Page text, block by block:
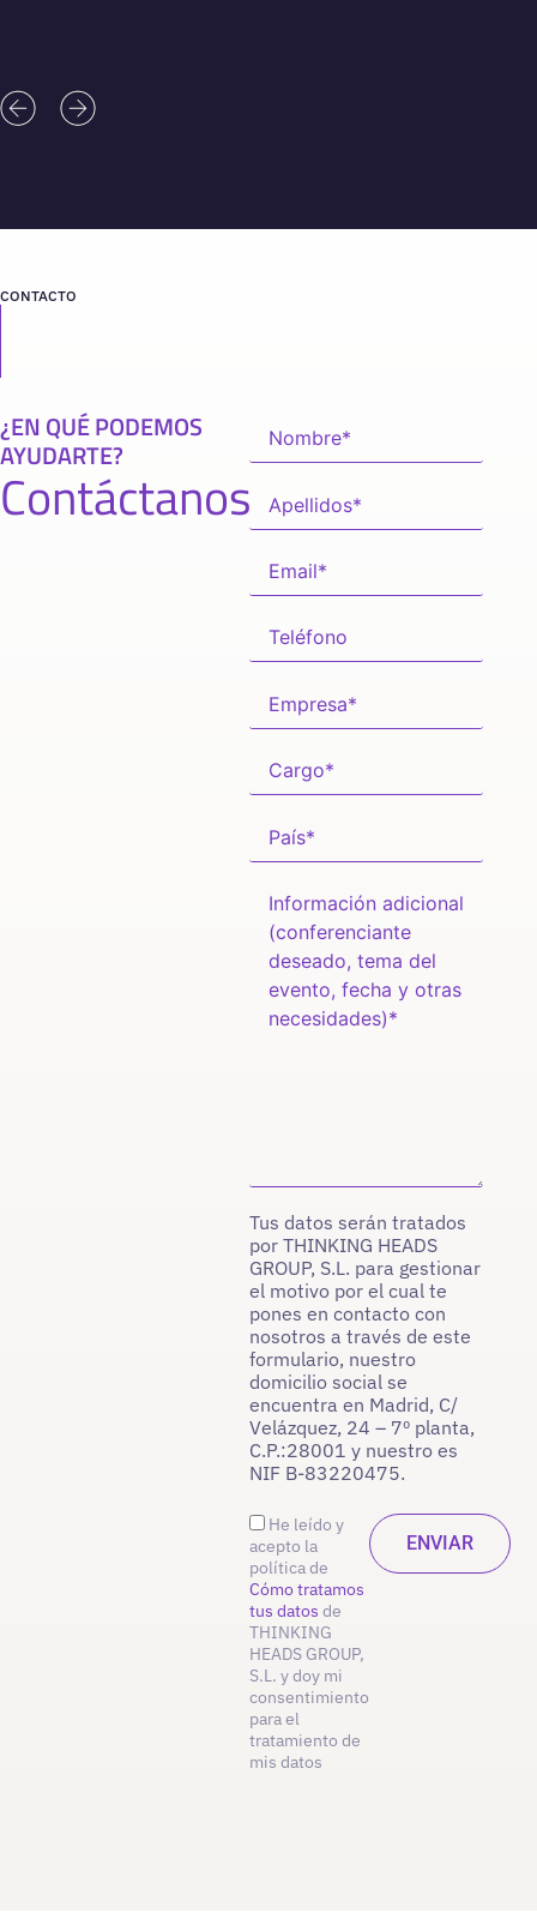
CONTACTO
¿EN QUÉ PODEMOS
AYUDARTE?
Contáctanos
Tus datos serán tratados
por THINKING HEADS
GROUP, S.L. para gestionar
el motivo por el cual te
pones en contacto con
nosotros a través de este
formulario, nuestro
domicilio social se
encuentra en Madrid, C/
Velázquez, 24 – 7º planta,
C.P.:28001 y nuestro es
NIF B-83220475.
He leído y
acepto la
política de
Cómo tratamos
tus datos de
THINKING
HEADS GROUP,
S.L. y doy mi
consentimiento
para el
tratamiento de
mis datos